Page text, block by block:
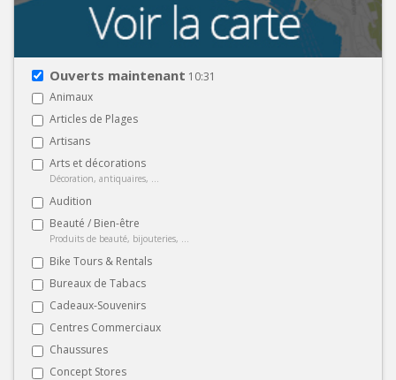
Ouverts maintenant 10:31
Animaux
Articles de Plages
Artisans
Arts et décorations
Décoration, antiquaires, ...
Audition
Beauté / Bien-être
Produits de beauté, bijouteries, ...
Bike Tours & Rentals
Bureaux de Tabacs
Cadeaux-Souvenirs
Centres Commerciaux
Chaussures
Concept Stores